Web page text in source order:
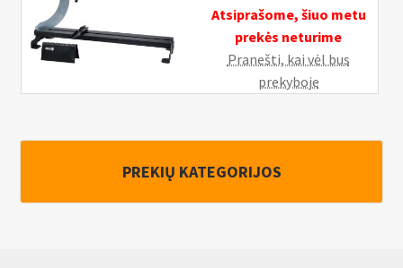
Atsiprašome, šiuo metu
prekės neturime
Pranešti, kai vėl bus
prekyboje
PREKIŲ KATEGORIJOS